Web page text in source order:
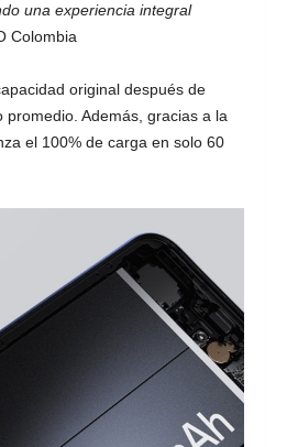
una experiencia integral
Colombia
original después de
Además, gracias a la
el 100% de carga en solo 60